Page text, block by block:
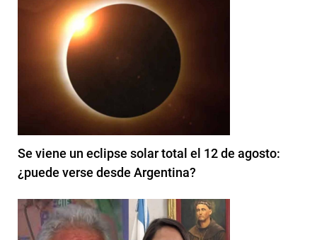
Se viene un eclipse solar total el 12 de agosto:
¿puede verse desde Argentina?